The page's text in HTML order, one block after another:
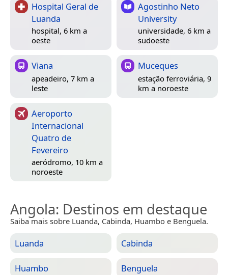
Hospital Geral de
Luanda
hospital, 6 km a
oeste
Agostinho Neto
University
universidade, 6 km a
sudoeste
Viana
apeadeiro, 7 km a
leste
Muceques
estação ferroviária, 9
km a noroeste
Aeroporto
Internacional
Quatro de
Fevereiro
aeródromo, 10 km a
noroeste
Angola: Destinos em destaque
Saiba mais sobre Luanda, Cabinda, Huambo e Benguela.
Luanda Cabinda
Huambo Benguela